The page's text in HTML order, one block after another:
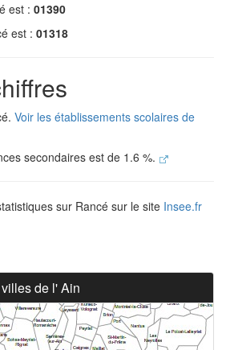
est : 01390
est : 01318
Voir les établissements scolaires de
secondaires est de 1.6 %.
sur Rancé sur le site Insee.fr
de l' Ain